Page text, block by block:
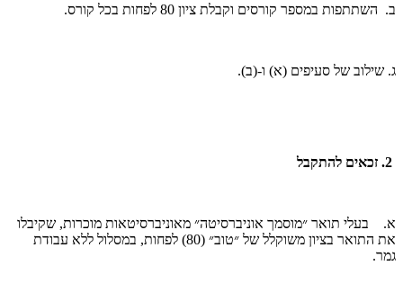
ב. השתתפות במספר קורסים וקבלת ציון 80 לפחות בכל קורס.
ג. שילוב של סעיפים (א) ו-(ב).
א. בעלי תואר ״מוסמך אוניברסיטה״ מאוניברסיטאות מוכרות, שקיבלו
את התואר בציון משוקלל של ״טוב״ (80) לפחות, במסלול ללא עבודת
גמר.